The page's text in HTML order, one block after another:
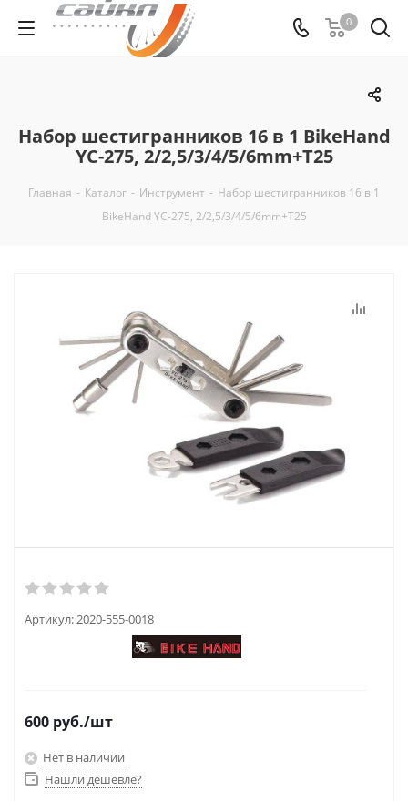
0
Набор шестигранников 16 в 1 BikeHand
YC-275, 2/2,5/3/4/5/6mm+Т25
Главная - Каталог - Инструмент - Набор шестигранников 16 в 1
BikeHand YC-275, 2/2,5/3/4/5/6mm+Т25
Артикул:2020-555-0018
600 руб./шт
Нет в наличии
Нашли дешевле?